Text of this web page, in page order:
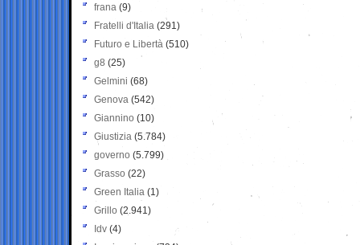
frana (9)
Fratelli d'Italia (291)
Futuro e Libertà (510)
g8 (25)
Gelmini (68)
Genova (542)
Giannino (10)
Giustizia (5.784)
governo (5.799)
Grasso (22)
Green Italia (1)
Grillo (2.941)
Idv (4)